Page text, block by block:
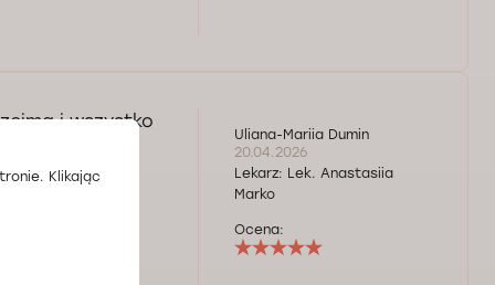
i wszystko
Uliana-Mariia Dumin
20.04.2026
Lekarz: Lek. Anastasiia
Marko
Ocena:
Klikając